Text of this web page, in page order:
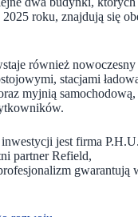
roku, znajdują się
również
stacjami
myjnią samochodową,
jest firma
partner Refield,
gwarantują